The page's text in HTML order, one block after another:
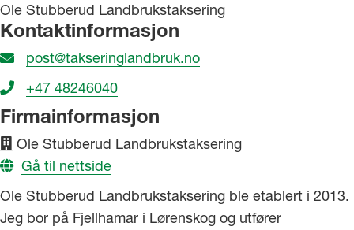
Ole Stubberud Landbrukstaksering
Kontaktinformasjon
post@takseringlandbruk.no
+47 48246040
Firmainformasjon
Ole Stubberud Landbrukstaksering
Gå til nettside
Ole Stubberud Landbrukstaksering ble etablert i 2013.
Jeg bor på Fjellhamar i Lørenskog og utfører